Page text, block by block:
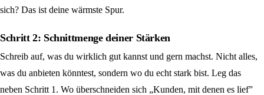
sich? Das ist deine wärmste Spur.
Schritt 2: Schnittmenge deiner Stärken
Schreib auf, was du wirklich gut kannst und gern machst. Nicht alles,
was du anbieten könntest, sondern wo du echt stark bist. Leg das
neben Schritt 1. Wo überschneiden sich „Kunden, mit denen es lief”